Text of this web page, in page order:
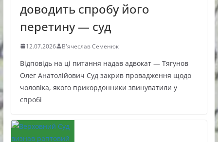
доводить спробу його
перетину — суд
12.07.2026 В'ячеслав Семенюк
Відповідь на ці питання надав адвокат — Тягунов
Олег Анатолійович Суд закрив провадження щодо
чоловіка, якого прикордонники звинуватили у
спробі